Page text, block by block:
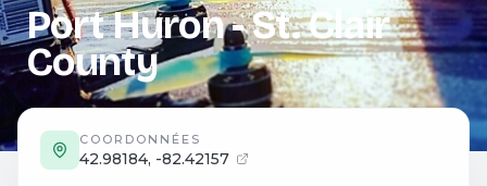
Port Huron - St. Clair
County
COORDONNÉES
42.98184, -82.42157